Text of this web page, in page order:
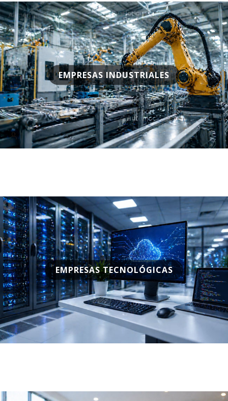
EMPRESAS INDUSTRIALES
EMPRESAS TECNOLÓGICAS